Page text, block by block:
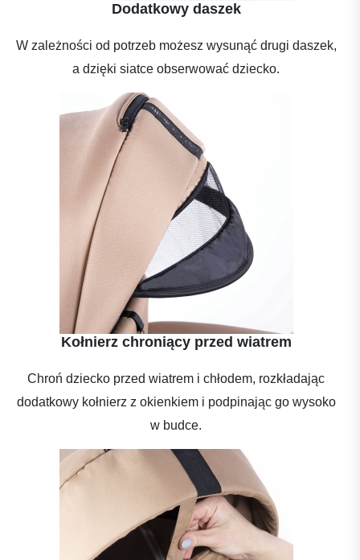
Dodatkowy daszek
W zależności od potrzeb możesz wysunąć drugi daszek,
a dzięki siatce obserwować dziecko.
Kołnierz chroniący przed wiatrem
Chroń dziecko przed wiatrem i chłodem, rozkładając
dodatkowy kołnierz z okienkiem i podpinając go wysoko
w budce.